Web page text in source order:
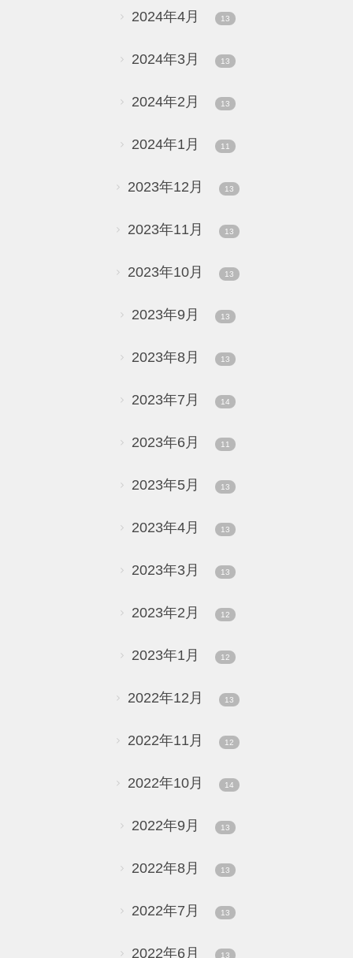
2024年4月 13
2024年3月 13
2024年2月 13
2024年1月 11
2023年12月 13
2023年11月 13
2023年10月 13
2023年9月 13
2023年8月 13
2023年7月 14
2023年6月 11
2023年5月 13
2023年4月 13
2023年3月 13
2023年2月 12
2023年1月 12
2022年12月 13
2022年11月 12
2022年10月 14
2022年9月 13
2022年8月 13
2022年7月 13
2022年6月 13